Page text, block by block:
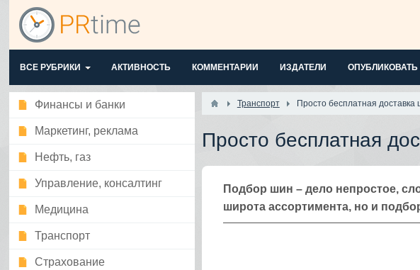
ВСЕ РУБРИКИ АКТИВНОСТЬ КОММЕНТАРИИ ИЗДАТЕЛИ
Финансы и банки
Маркетинг, реклама
Нефть, газ
Управление, консалтинг
Медицина
Транспорт
Страхование
Транспорт Просто бесплатная доставка
Просто бесплатная
Подбор шин – дело непростое,
широта ассортимента, но и